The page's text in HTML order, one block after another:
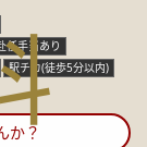
任手当あり
駅チカ(徒歩5分以内)
か？